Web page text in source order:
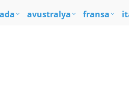
avustralya fransa